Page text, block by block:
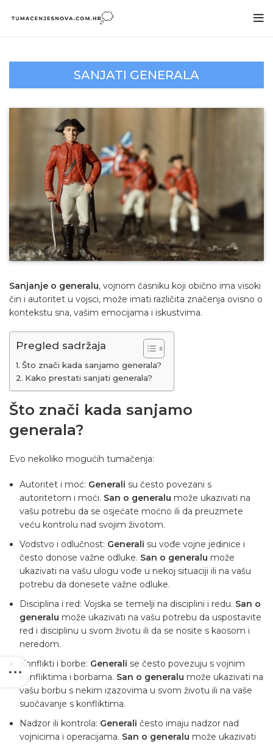
SANJATI GENERALA
Sanjanje o generalu, vojnom časniku koji obično ima visoki
čin i autoritet u vojsci, može imati različita značenja ovisno o
kontekstu sna, vašim emocijama i iskustvima.
Pregled sadržaja
Što znači kada sanjamo generala?
Kako prestati sanjati generala?
Što znači kada sanjamo
generala?
Evo nekoliko mogućih tumačenja:
Autoritet i moć: Generali su često povezani s
autoritetom i moći. San o generalu može ukazivati ​​na
vašu potrebu da se osjećate moćno ili da preuzmete
veću kontrolu nad svojim životom.
Vodstvo i odlučnost: Generali su vođe vojne jedinice i
često donose važne odluke. San o generalu može
ukazivati ​​na vašu ulogu vođe u nekoj situaciji ili na vašu
potrebu da donesete važne odluke.
Disciplina i red: Vojska se temelji na disciplini i redu. San o
generalu može ukazivati ​​na vašu potrebu da uspostavite
red i disciplinu u svom životu ili da se nosite s kaosom i
neredom.
Konflikti i borbe: Generali se često povezuju s vojnim
konfliktima i borbama. San o generalu može ukazivati ​​na
vašu borbu s nekim izazovima u svom životu ili na vaše
suočavanje s konfliktima.
Nadzor ili kontrola: Generali često imaju nadzor nad
vojnicima i operacijama. San o generalu može ukazivati ​​